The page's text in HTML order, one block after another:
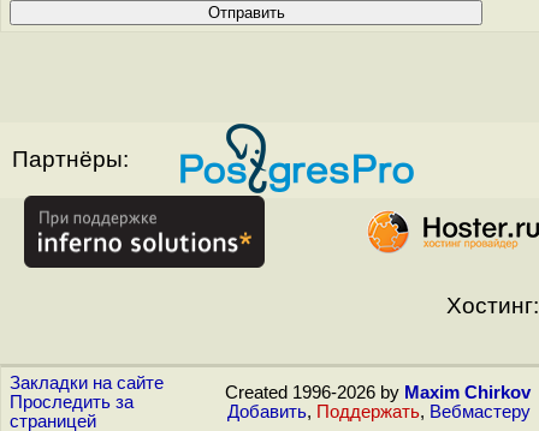
Партнёры:
Хостинг:
Закладки на сайте
Проследить за
страницей
Created 1996-2026 by Maxim Chirkov
Добавить, Поддержать, Вебмастеру